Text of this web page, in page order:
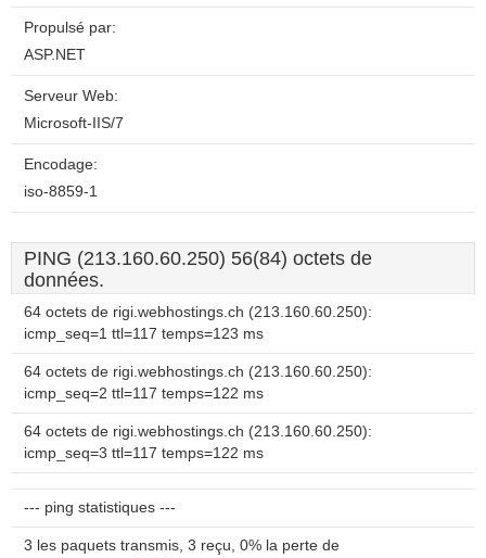
Propulsé par:
ASP.NET
Serveur Web:
Microsoft-IIS/7
Encodage:
iso-8859-1
PING (213.160.60.250) 56(84) octets de
données.
64 octets de rigi.webhostings.ch (213.160.60.250):
icmp_seq=1 ttl=117 temps=123 ms
64 octets de rigi.webhostings.ch (213.160.60.250):
icmp_seq=2 ttl=117 temps=122 ms
64 octets de rigi.webhostings.ch (213.160.60.250):
icmp_seq=3 ttl=117 temps=122 ms
--- ping statistiques ---
3 les paquets transmis, 3 reçu, 0% la perte de